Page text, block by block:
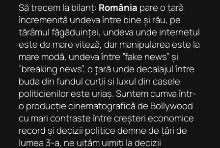
Să trecem la bilanț: România pare oțară
încremenită undeva între bine și rău, pe
tărâmul făgăduinței, undeva unde internetul
este de mare viteză, dar manipularea este la
mare modă, undeva între ”fake news” și
”breaking news”, o țară unde decalajul între
buda din fundul curții si luxul din casele
politicienilor este uriaș. Suntem cumva într-
o producție cinematografică de Bollywood
cu mari contraste între creșteri economice
record și decizii politice demne de țări de
lumea 3-a, ne uităm uimiți la decizii